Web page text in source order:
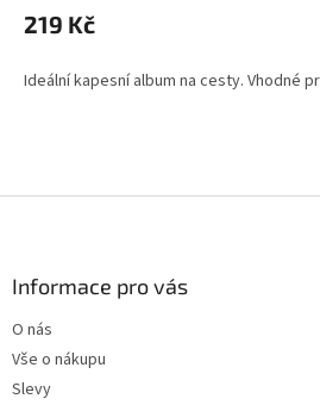
produktu
je
z
219 Kč
Ideální kapesní album na cesty. Vhodné
Informace pro vás
O nás
Vše o nákupu
Slevy